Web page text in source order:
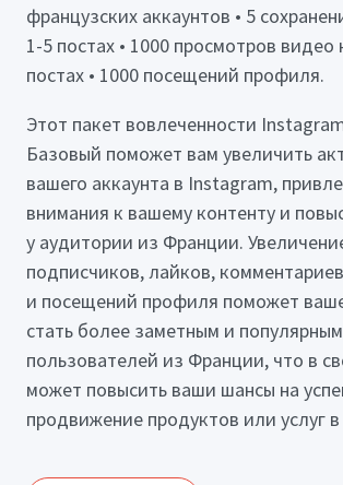
французских аккаунтов • 5
1-5 постах • 1000 просмотров видео
постах • 1000 посещений профиля.
Этот пакет вовлеченности
Базовый поможет вам увеличить
вашего аккаунта в Instagram,
внимания к вашему контенту и
у аудитории из Франции.
подписчиков, лайков,
и посещений профиля поможет
стать более заметным и
пользователей из Франции, что в
может повысить ваши шансы на
продвижение продуктов или услуг